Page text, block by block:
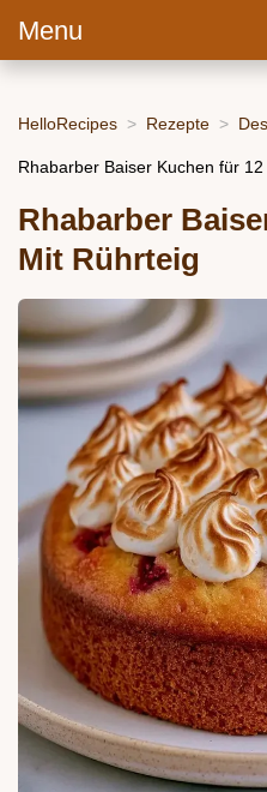
Menu
HelloRecipes Rezepte
Rhabarber Baiser Kuchen für
Rhabarber
Mit Rührteig